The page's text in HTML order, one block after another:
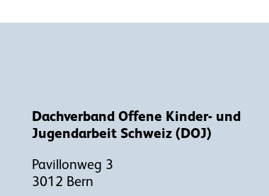
Dachverband Offene Kinder- und
Jugendarbeit Schweiz (DOJ)
Pavillonweg 3
3012 Bern